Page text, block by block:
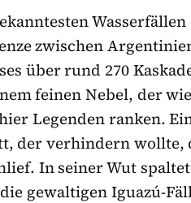
zwischen
über rund 270
feinen Nebel, der
Legenden ranken.
der verhindern wollte,
In seiner Wut
gewaltigen Iguazú-